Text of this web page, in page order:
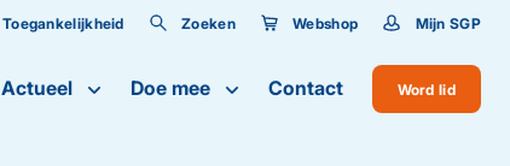
Toegankelijkheid Zoeken Webshop Mijn SGP
Word lid
Actueel Doe mee Contact